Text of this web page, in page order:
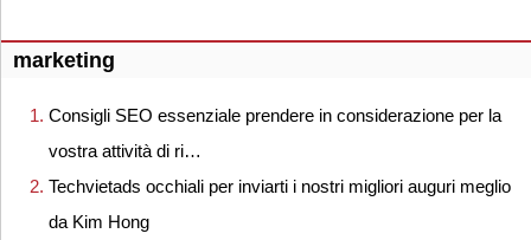
marketing
Consigli SEO essenziale prendere in considerazione per la
vostra attività di ri…
Techvietads occhiali per inviarti i nostri migliori auguri meglio
da Kim Hong